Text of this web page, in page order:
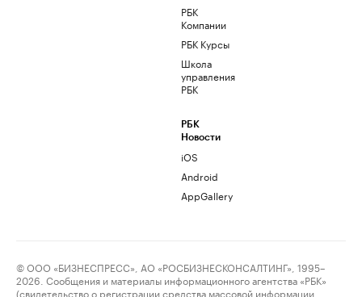
РБК
Компании
РБК Курсы
Школа
управления
РБК
РБК
Новости
iOS
Android
AppGallery
© ООО «БИЗНЕСПРЕСС», АО «РОСБИЗНЕСКОНСАЛТИНГ», 1995–
2026. Сообщения и материалы информационного агентства «РБК»
(свидетельство о регистрации средства массовой информации